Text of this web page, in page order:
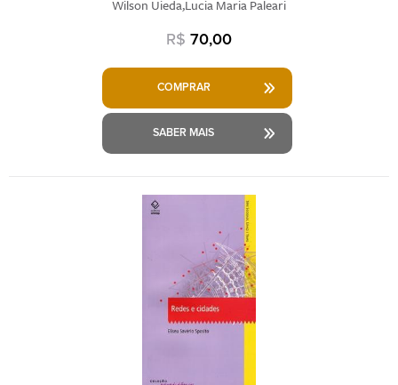
Wilson Uieda,Lucia Maria Paleari
R$ 70,00
COMPRAR
SABER MAIS